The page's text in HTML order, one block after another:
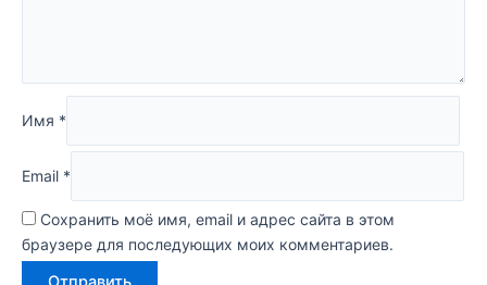
Имя *
Email *
Сохранить моё имя, email и адрес сайта в этом
браузере для последующих моих комментариев.